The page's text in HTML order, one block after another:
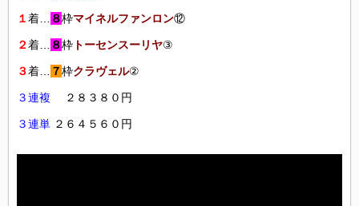
１着… ８枠マイネルファンロン⑫
２着… ８枠 トーセンスーリヤ③
３着… ７枠クラヴェル②
３連複 ２８３８０円
３連単 ２６４５６０円